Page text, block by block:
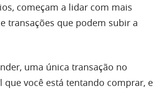
começam a lidar com mais
transações que podem subir a
uma única transação no
você está tentando comprar, e